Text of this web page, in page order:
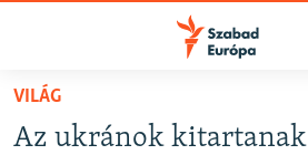
Akadálymentes
Ugrás
fő
NAPIRENDEN
VILÁG
Az ukránok kitartanak